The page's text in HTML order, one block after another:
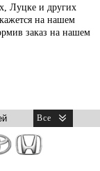
Луцке и других
на нашем
заказ на нашем